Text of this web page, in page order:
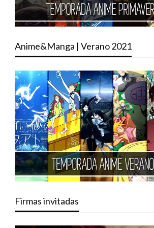
Anime&Manga | Verano 2021
Firmas invitadas